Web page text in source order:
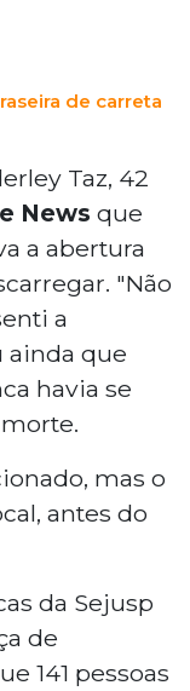
de carreta
Taz, 42
News que
a abertura
"Não
a
ainda que
havia se
mas o
antes do
da Sejusp
de
141 pessoas